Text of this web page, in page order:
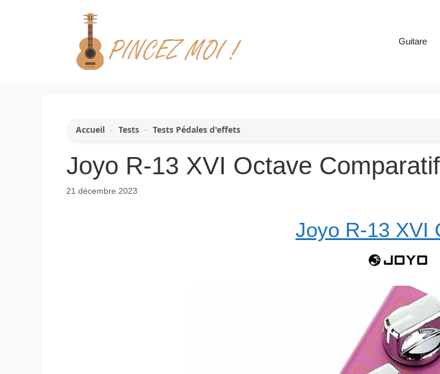
Guitare
Accueil - Tests - Tests Pédales d'effets
Joyo R-13 XVI Octave
21 décembre 2023
Joyo R-13 XVI